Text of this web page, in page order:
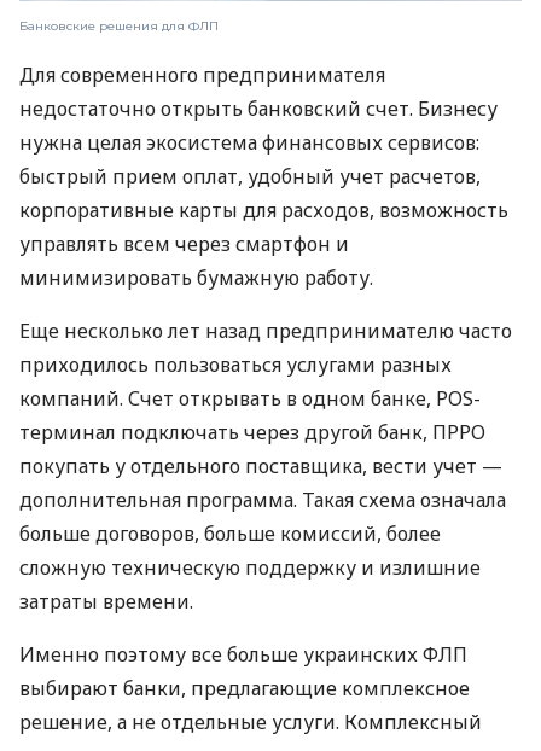
Банковские решения для ФЛП
Для современного предпринимателя
недостаточно открыть банковский счет. Бизнесу
нужна целая экосистема финансовых сервисов:
быстрый прием оплат, удобный учет расчетов,
корпоративные карты для расходов, возможность
управлять всем через смартфон и
минимизировать бумажную работу.
Еще несколько лет назад предпринимателю часто
приходилось пользоваться услугами разных
компаний. Счет открывать в одном банке, POS-
терминал подключать через другой банк, ПРРО
покупать у отдельного поставщика, вести учет —
дополнительная программа. Такая схема означала
больше договоров, больше комиссий, более
сложную техническую поддержку и излишние
затраты времени.
Именно поэтому все больше украинских ФЛП
выбирают банки, предлагающие комплексное
решение, а не отдельные услуги. Комплексный